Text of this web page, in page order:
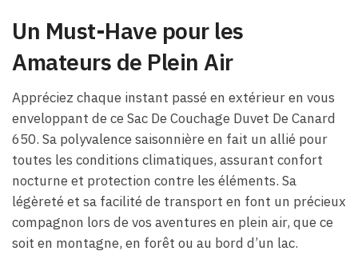
Un Must-Have pour les
Amateurs de Plein Air
Appréciez chaque instant passé en extérieur en vous
enveloppant de ce Sac De Couchage Duvet De Canard
650. Sa polyvalence saisonnière en fait un allié pour
toutes les conditions climatiques, assurant confort
nocturne et protection contre les éléments. Sa
légèreté et sa facilité de transport en font un précieux
compagnon lors de vos aventures en plein air, que ce
soit en montagne, en forêt ou au bord d’un lac.